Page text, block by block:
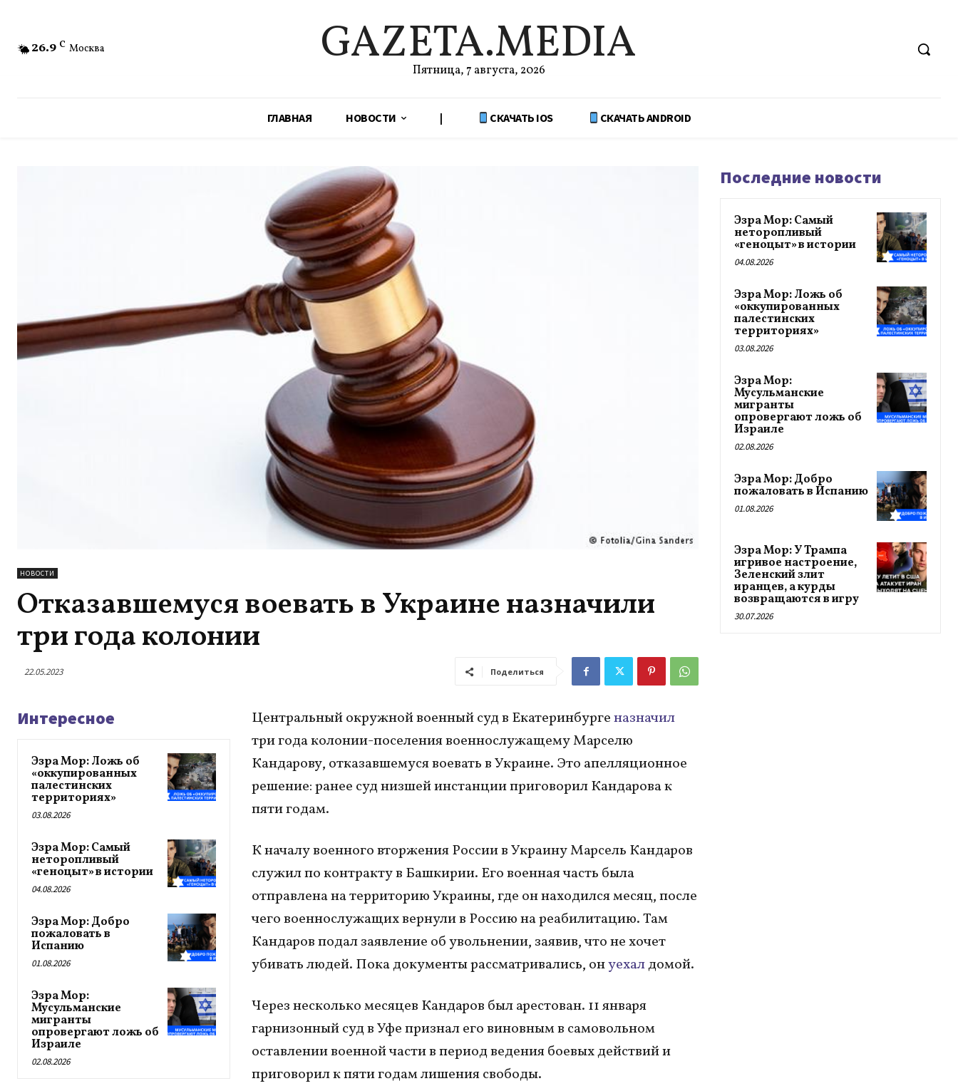
26.9 C Москва GAZETA.MEDIA
Пятница, 7 августа, 2026
ГЛАВНАЯ НОВОСТИ | СКАЧАТЬ IOS СКАЧАТЬ ANDROID
НОВОСТИ
Отказавшемуся воевать в Украине назначили
три года колонии
22.05.2023 Поделиться
Интересное
Эзра Мор: Ложь об
«оккупированных
палестинских
территориях»
03.08.2026
Эзра Мор: Самый
неторопливый
«геноцыт» в истории
04.08.2026
Эзра Мор: Добро
пожаловать в
Испанию
01.08.2026
Эзра Мор:
Мусульманские
мигранты
опровергают ложь об
Израиле
02.08.2026
Центральный окружной военный суд в Екатеринбургеназначил
три года колонии-поселения военнослужащему Марселю
Кандарову, отказавшемуся воевать в Украине. Это апелляционное
решение: ранее суд низшей инстанции приговорил Кандарова к
пяти годам.
К началу военного вторжения России в Украину Марсель Кандаров
служил по контракту в Башкирии. Его военная часть была
отправлена на территорию Украины, где он находился месяц, после
чего военнослужащих вернули в Россию на реабилитацию. Там
Кандаров подал заявление об увольнении, заявив, что не хочет
убивать людей. Пока документы рассматривались, онуехалдомой.
Через несколько месяцев Кандаров был арестован. 11 января
гарнизонный суд в Уфе признал его виновным в самовольном
оставлении военной части в период ведения боевых действий и
приговорил к пяти годам лишения свободы.
Последние новости
Эзра Мор: Самый
неторопливый
«геноцыт» в истории
04.08.2026
Эзра Мор: Ложь об
«оккупированных
палестинских
территориях»
03.08.2026
Эзра Мор:
Мусульманские
мигранты
опровергают ложь об
Израиле
02.08.2026
Эзра Мор: Добро
пожаловать в Испанию
01.08.2026
Эзра Мор: У Трампа
игривое настроение,
Зеленский злит
иранцев, а курды
возвращаются в игру
30.07.2026